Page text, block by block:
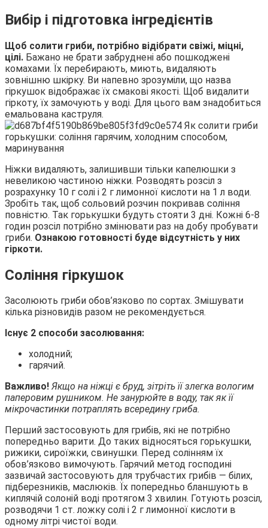
Вибір і підготовка інгредієнтів
Щоб солити гриби, потрібно відібрати свіжі, міцні,
цілі. Бажано не брати забруднені або пошкоджені
комахами. Їх перебирають, миють, видаляють
зовнішню шкірку. Ви напевно зрозуміли, що назва
гіркушок відображає їх смакові якості. Щоб видалити
гіркоту, їх замочують у воді. Для цього вам знадобиться
емальована каструля.
Ніжки видаляють, залишивши тільки капелюшки з
невеликою частиною ніжки. Розводять розсіл з
розрахунку 10 г солі і 2 г лимонної кислоти на 1 л води.
Зробіть так, щоб сольовий розчин покривав соління
повністю. Так горькушки будуть стояти 3 дні. Кожні 6-8
годин розсіл потрібно змінювати раз на добу пробувати
гриби. Ознакою готовності буде відсутність у них
гіркоти.
Соління гіркушок
Засолюють гриби обов’язково по сортах. Змішувати
кілька різновидів разом не рекомендується.
Існує 2 способи засолювання:
холодний;
гарячий.
Важливо! Якщо на ніжці є бруд, зітріть її злегка вологим
паперовим рушником. Не занурюйте в воду, так як її
мікрочастинки потраплять всередину гриба.
Перший застосовують для грибів, які не потрібно
попередньо варити. До таких відносяться горькушки,
рижики, сироїжки, свинушки. Перед солінням їх
обов’язково вимочують. Гарячий метод господині
зазвичай застосовують для трубчастих грибів — білих,
підберезників, маслюків. Їх попередньо бланшують в
киплячій солоній воді протягом 3 хвилин. Готують розсіл,
розводячи 1 ст. ложку солі і 2 г лимонної кислоти в
одному літрі чистої води.